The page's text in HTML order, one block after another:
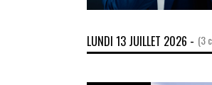
LUNDI 13 JUILLET 2026 - (3